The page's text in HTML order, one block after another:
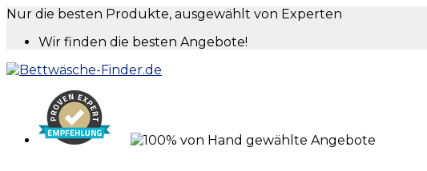
Nur die besten Produkte, ausgewählt von Experten
Wir finden die besten Angebote!